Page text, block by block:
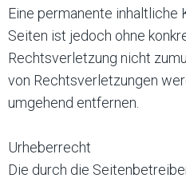
Eine permanente inhaltliche
Seiten ist jedoch ohne
Rechtsverletzung nicht
von Rechtsverletzungen
umgehend entfernen.
Urheberrecht
Die durch die